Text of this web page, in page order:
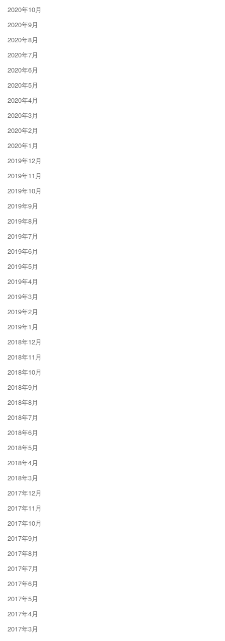
2020年10月
2020年9月
2020年8月
2020年7月
2020年6月
2020年5月
2020年4月
2020年3月
2020年2月
2020年1月
2019年12月
2019年11月
2019年10月
2019年9月
2019年8月
2019年7月
2019年6月
2019年5月
2019年4月
2019年3月
2019年2月
2019年1月
2018年12月
2018年11月
2018年10月
2018年9月
2018年8月
2018年7月
2018年6月
2018年5月
2018年4月
2018年3月
2017年12月
2017年11月
2017年10月
2017年9月
2017年8月
2017年7月
2017年6月
2017年5月
2017年4月
2017年3月